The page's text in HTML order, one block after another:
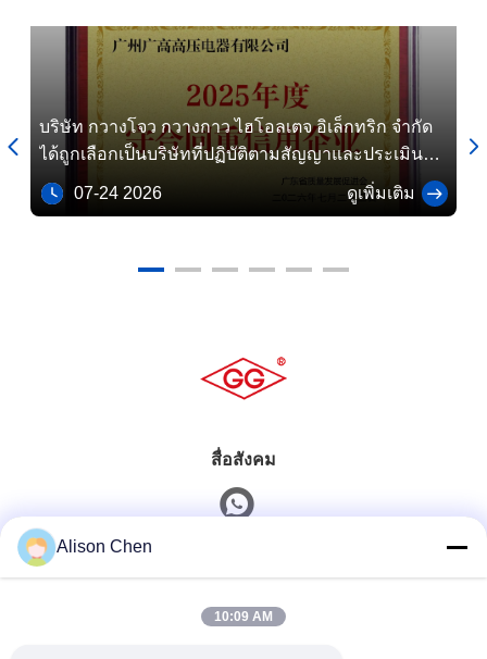
ก
บริษัท กวางโจว กวางกาว ไฮโอลเตจ อิเล็กทริก จํากัด
ได้ถูกเลือกเป็นบริษัทที่ปฏิบัติตามสัญญาและประเมินสิน
เชื่อในปี 2025
07-24 2026 ดูเพิ่มเติม
 
สื่อสังคม
Alison Chen
10:09 AM